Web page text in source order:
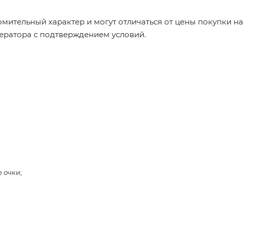
характер и могут отличаться от цены покупки на
с подтверждением условий.
очки;